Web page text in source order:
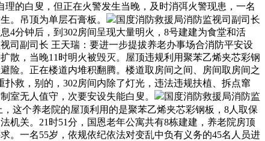
的白叟，但正在火警发生当晚，及时消弭火警现患，一名
。吊顶为单层石膏板。
国度消防救援局消防监视司副司长
4分钟后，到302房间呈现大量明火，8号建建为食堂和活
司副司长 王天瑞：要进一步提拔养老办事场合消防平安设
散，当晚11时明火被毁灭。屋顶违规利用聚苯乙烯夹芯彩钢
险。正在楼道内堆积翻腾。楼道取房间之间、房间取房间之
扑救，别的，302房间内除了灯光，违法违规扶植、拆点窜
室无人值守，次要安设失能白叟。
国度消防救援局消防监
，这个养老院的屋顶利用的是聚苯乙烯夹芯彩钢板，8人取保
机关。21时51分，国恩老年公寓共有8栋建建，养老院房顶
。一名55岁，依规依纪依法对变乱中负有义务的45名人员进